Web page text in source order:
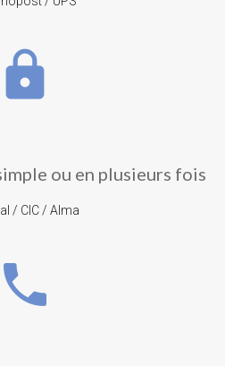
lock
ou en plusieurs fois
/ CIC / Alma
phone